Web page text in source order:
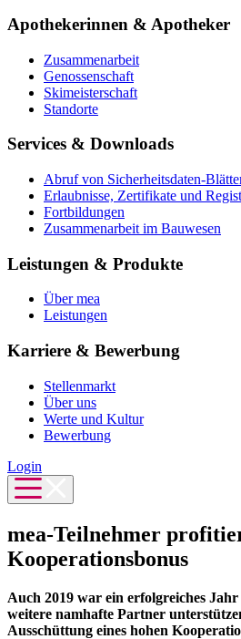
Apothekerinnen & Apotheker
Zusammenarbeit
Genossenschaft
Skimeisterschaft
Standorte
Services & Downloads
Abruf von Sicherheitsdaten-
Erlaubnisse, Zertifikate und
Fortbildungen
Zusammenarbeit im Bauwesen
Leistungen & Produkte
Über mea
Leistungen
Karriere & Bewerbung
Stellenmarkt
Über uns
Werte und Kultur
Bewerbung
Login
mea-Teilnehmer
Kooperationsbonus
Auch 2019 war ein erfolgreiches
weitere namhafte Partner
Ausschüttung eines hohen